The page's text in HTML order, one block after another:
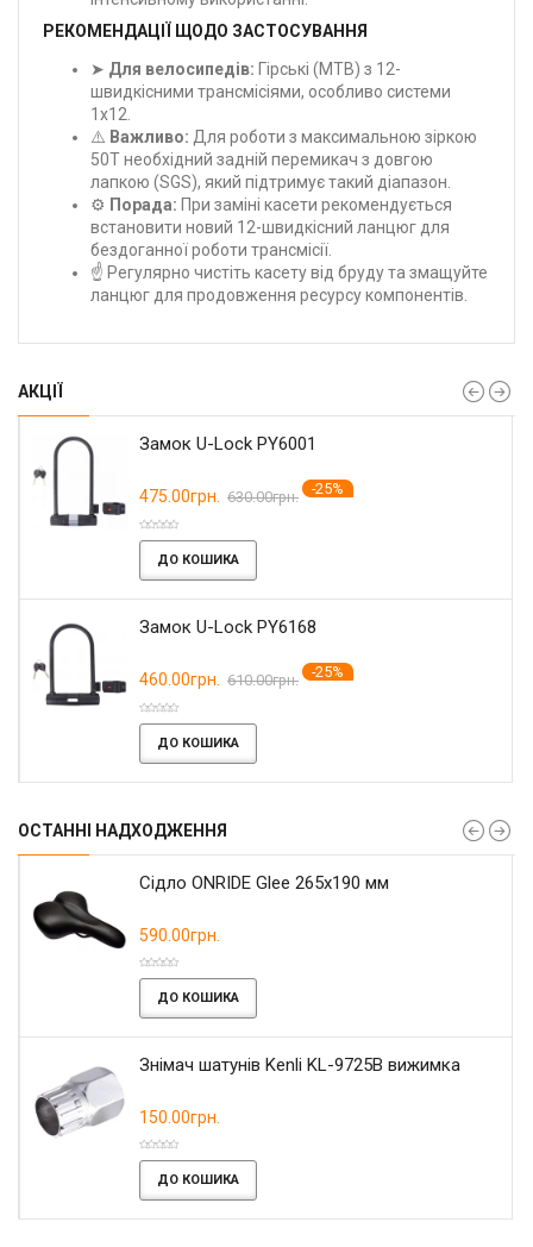
РЕКОМЕНДАЦІЇ ЩОДО ЗАСТОСУВАННЯ
➤ Для велосипедів: Гірські (MTB) з 12-
швидкісними трансмісіями, особливо системи
1x12.
⚠️ Важливо: Для роботи з максимальною зіркою
50T необхідний задній перемикач з довгою
лапкою (SGS), який підтримує такий діапазон.
⚙️ Порада: При заміні касети рекомендується
встановити новий 12-швидкісний ланцюг для
бездоганної роботи трансмісії.
☝️ Регулярно чистіть касету від бруду та змащуйте
ланцюг для продовження ресурсу компонентів.
АКЦІЇ
Замок U-Lock PY6001
475.00грн. 630.00грн. -25%
ДО КОШИКА
Замок U-Lock PY6168
460.00грн. 610.00грн. -25%
ДО КОШИКА
ОСТАННІ НАДХОДЖЕННЯ
Сідло ONRIDE Glee 265x190 мм
590.00грн.
ДО КОШИКА
Знімач шатунів Kenli KL-9725B вижимка
150.00грн.
ДО КОШИКА